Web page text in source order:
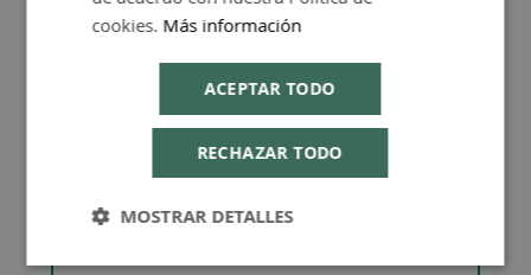
cookies. Más información
ACEPTAR TODO
RECHAZAR TODO
MOSTRAR DETALLES